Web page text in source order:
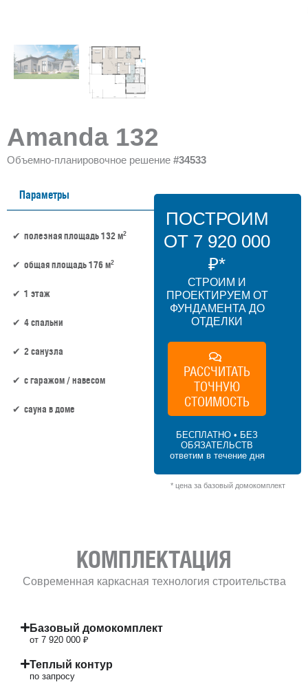
Amanda 132
Объемно-планировочное решение #34533
Параметры
полезная площадь 132 м2
общая площадь 176 м2
1 этаж
4 спальни
2 санузла
c гаражом / навесом
сауна в доме
ПОСТРОИМ
ОТ 7 920 000
₽*
СТРОИМ И
ПРОЕКТИРУЕМ ОТ
ФУНДАМЕНТА ДО
ОТДЕЛКИ
РАССЧИТАТЬ
ТОЧНУЮ
СТОИМОСТЬ
БЕСПЛАТНО • БЕЗ
ОБЯЗАТЕЛЬСТВ
ответим в течение дня
* цена за базовый домокомплект
КОМПЛЕКТАЦИЯ
Современная каркасная технология строительства
Базовый домокомплект
от 7 920 000 ₽
Теплый контур
по запросу